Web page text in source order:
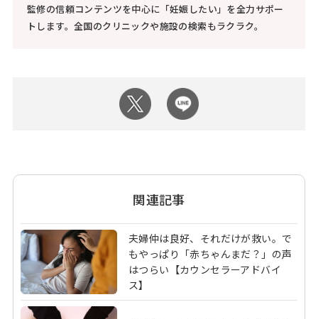
監修の信頼コンテンツを中心に「妊娠したい」を全力サポー
トします。全国のクリニックや施設の検索もラクラク。
関連記事
夫婦仲は良好、それだけが救い。で
もやっぱり「赤ちゃんまだ？」の声
はつらい【カウンセラーアドバイ
ス】